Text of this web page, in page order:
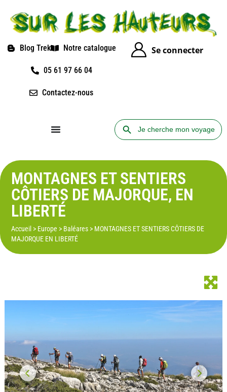
Blog Trek Notre catalogue
05 61 97 66 04
Contactez-nous
Se connecter
Search
for:
Search Button
MONTAGNES ET SENTIERS
CÔTIERS DE MAJORQUE, EN
LIBERTÉ
Accueil > Europe > Baléares > MONTAGNES ET SENTIERS CÔTIERS DE
MAJORQUE EN LIBERTÉ